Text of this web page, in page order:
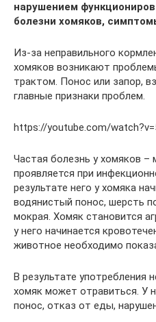
нарушением
болезни хомяков,
Из-за неправильного
хомяков возникают
трактом. Понос или запор,
главные признаки проблем.
https://youtube.com/
Частая болезнь у хомяков –
проявляется при
результате него у хомяка
водянистый понос, шерсть
мокрая. Хомяк становится
у него начинается
животное необходимо
В результате употребления
хомяк может отравиться. У
понос, отказ от еды,